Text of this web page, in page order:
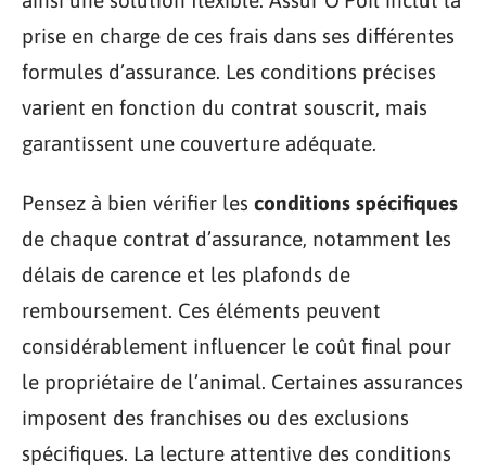
prise en charge de ces frais dans ses différentes
formules d’assurance. Les conditions précises
varient en fonction du contrat souscrit, mais
garantissent une couverture adéquate.
Pensez à bien vérifier les conditions spécifiques
de chaque contrat d’assurance, notamment les
délais de carence et les plafonds de
remboursement. Ces éléments peuvent
considérablement influencer le coût final pour
le propriétaire de l’animal. Certaines assurances
imposent des franchises ou des exclusions
spécifiques. La lecture attentive des conditions